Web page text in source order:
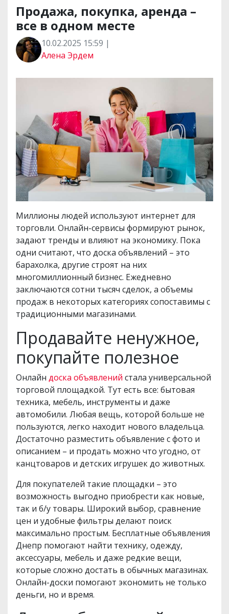
Продажа, покупка, аренда –
все в одном месте
10.02.2025 15:59 |
Алена Эрдем
Миллионы людей используют интернет для
торговли. Онлайн-сервисы формируют рынок,
задают тренды и влияют на экономику. Пока
одни считают, что доска объявлений – это
барахолка, другие строят на них
многомиллионный бизнес. Ежедневно
заключаются сотни тысяч сделок, а объемы
продаж в некоторых категориях сопоставимы с
традиционными магазинами.
Продавайте ненужное,
покупайте полезное
Онлайн доска объявлений стала универсальной
торговой площадкой. Тут есть все: бытовая
техника, мебель, инструменты и даже
автомобили. Любая вещь, которой больше не
пользуются, легко находит нового владельца.
Достаточно разместить объявление с фото и
описанием – и продать можно что угодно, от
канцтоваров и детских игрушек до животных.
Для покупателей такие площадки – это
возможность выгодно приобрести как новые,
так и б/у товары. Широкий выбор, сравнение
цен и удобные фильтры делают поиск
максимально простым. Бесплатные объявления
Днепр помогают найти технику, одежду,
аксессуары, мебель и даже редкие вещи,
которые сложно достать в обычных магазинах.
Онлайн-доски помогают экономить не только
деньги, но и время.